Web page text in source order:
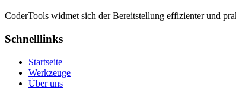
CoderTools widmet sich der Bereitstellung effizienter und
Schnelllinks
Startseite
Werkzeuge
Über uns